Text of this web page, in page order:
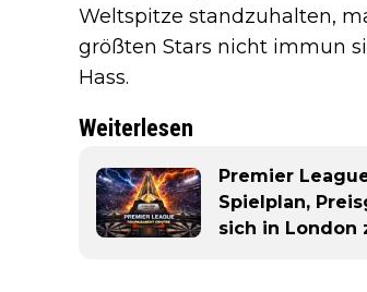
Weltspitze standzuhalten,
größten Stars nicht immun
Hass.
Weiterlesen
Premier
Spielplan,
sich in London